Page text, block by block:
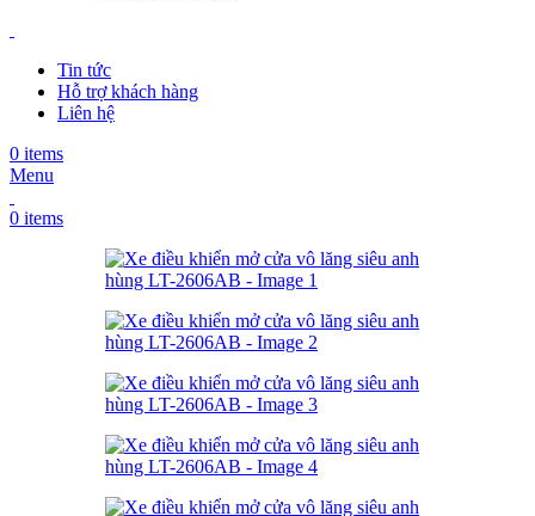
Tin tức
Hỗ trợ khách hàng
Liên hệ
0 items
Menu
0 items